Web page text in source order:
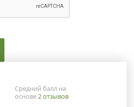
Средний балл на
основе2отзывов